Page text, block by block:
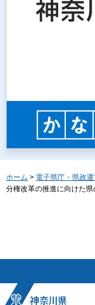
ホーム > 電子県庁・県政
分権改革の推進に向けた県